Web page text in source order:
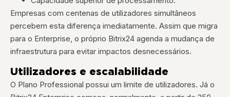
Empresas com centenas de utilizadores simultâneos
percebem esta diferença imediatamente. Assim que migra
para o Enterprise, o próprio Bitrix24 agenda a mudança de
infraestrutura para evitar impactos desnecessários.
Utilizadores e escalabilidade
O Plano Professional possui um limite de utilizadores. Já o